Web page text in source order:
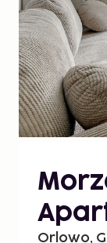
Orlowo,